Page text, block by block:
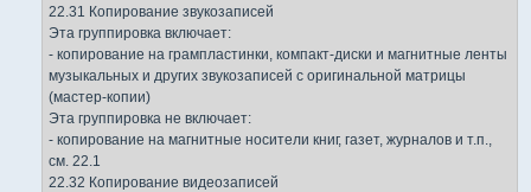
22.31 Копирование звукозаписей
Эта группировка включает:
- копирование на грампластинки, компакт-диски и магнитные ленты
музыкальных и других звукозаписей с оригинальной матрицы
(мастер-копии)
Эта группировка не включает:
- копирование на магнитные носители книг, газет, журналов и т.п.,
см. 22.1
22.32 Копирование видеозаписей